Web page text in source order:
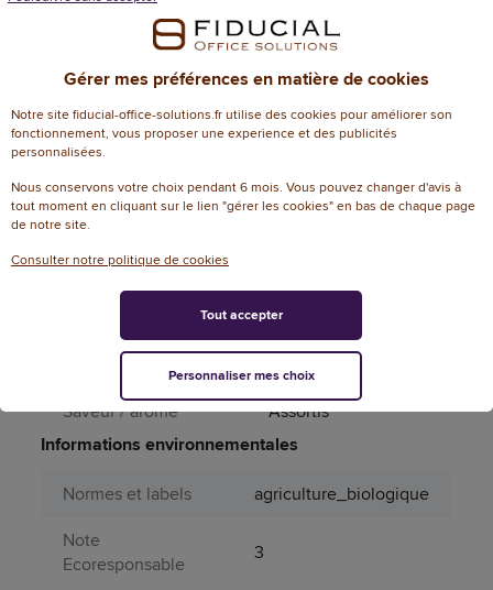
réception
12
Matière principale
Végétale autre que
Page catalogue
année N
39
Pays d'origine
Produit dangereux
Non
Saveur / arôme
Assortis
Informations environnementales
Normes et labels
agriculture_biologique
Note
Ecoresponsable
3
Gérer mes préférences en matière de cookies
Notre site fiducial-office-solutions.fr utilise des cookies pour améliorer son
fonctionnement, vous proposer une experience et des publicités
personnalisées.
Nous conservons votre choix pendant 6 mois. Vous pouvez changer d'avis à
tout moment en cliquant sur le lien "gérer les cookies" en bas de chaque page
de notre site.
Consulter notre politique de cookies
Personnaliser mes choix
Tout accepter